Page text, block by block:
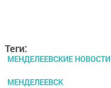
Теги:
МЕНДЕЛЕЕВСКИЕ НОВОСТИ
МЕНДЕЛЕЕВСК